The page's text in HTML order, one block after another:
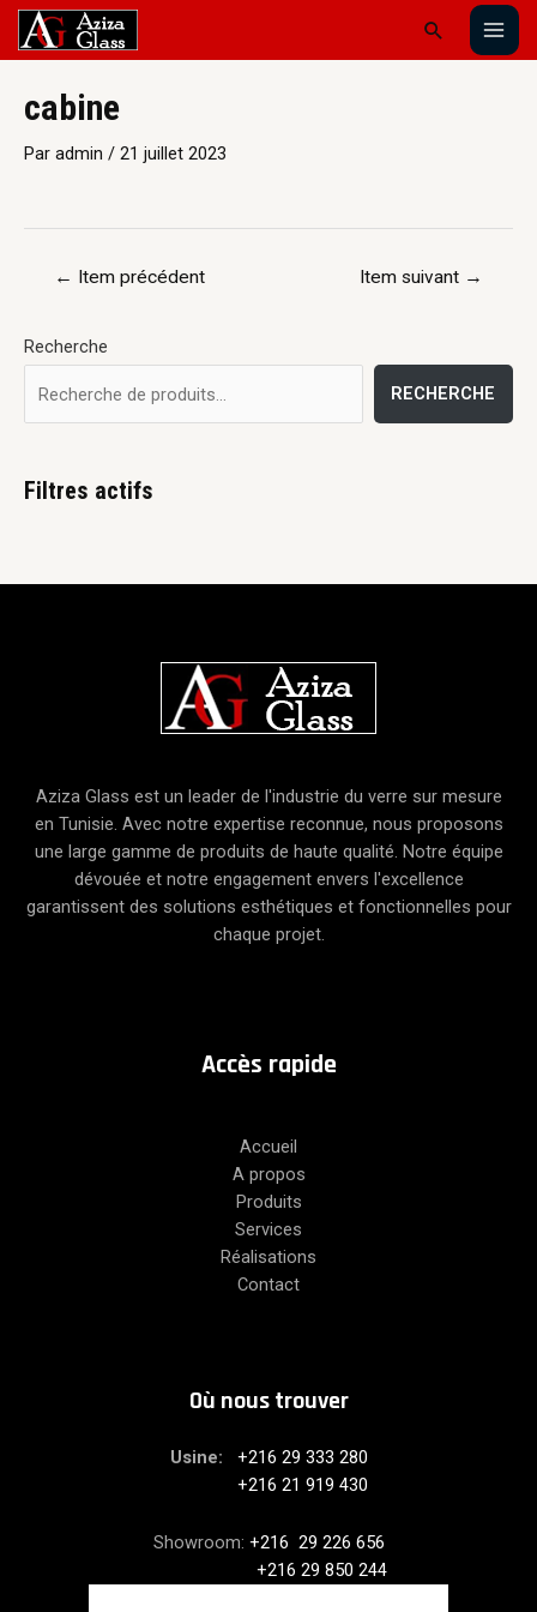
Recherche
RECHERCHE
Filtres actifs
cabine
Par admin / 21 juillet 2023
← Item précédent Item suivant →
Aziza Glass est un leader de l'industrie du verre sur mesure
en Tunisie. Avec notre expertise reconnue, nous proposons
une large gamme de produits de haute qualité. Notre équipe
dévouée et notre engagement envers l'excellence
garantissent des solutions esthétiques et fonctionnelles pour
chaque projet.
Accès rapide
Accueil
A propos
Produits
Services
Réalisations
Contact
Où nous trouver
Usine:
+216 29 333 280
+216 21 919 430
Showroom: +216 29 226 656
+216 29 850 244